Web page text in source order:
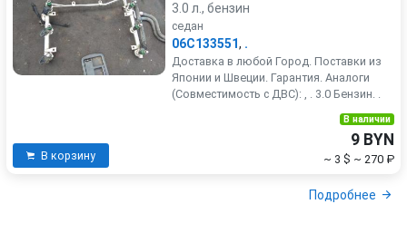
3.0 л., бензин
седан
06C133551, .
Доставка в любой Город. Поставки из
Японии и Швеции. Гарантия. Аналоги
(Совместимость с ДВС): , . 3.0 Бензин. .
В корзину
В наличии
9 BYN
~ 3 $ ~ 270 ₽
Подробнее